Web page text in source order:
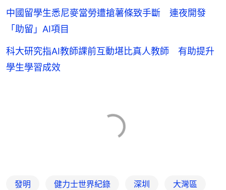
中國留學生悉尼麥當勞遭搶薯條致手斷 連夜開發
「助留」AI項目
科大研究指AI教師課前互動堪比真人教師 有助提升
學生學習成效
發明 健力士世界紀錄 深圳 大灣區